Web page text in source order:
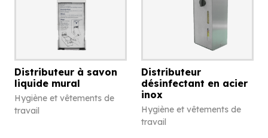
Distributeur à savon
liquide mural
Hygiène et vêtements de
travail
Distributeur
désinfectant en acier
inox
Hygiène et vêtements de
travail